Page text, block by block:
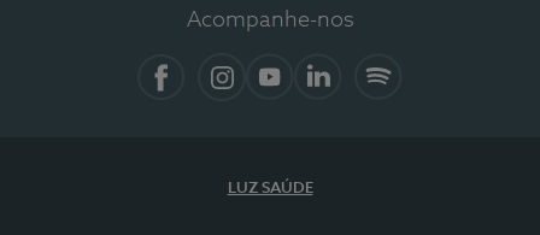
Acompanhe-nos
LUZ SAÚDE